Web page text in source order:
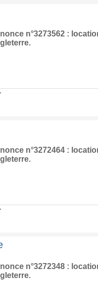
n°3273562 :
.
n°3272464 :
.
n°3272348 :
.